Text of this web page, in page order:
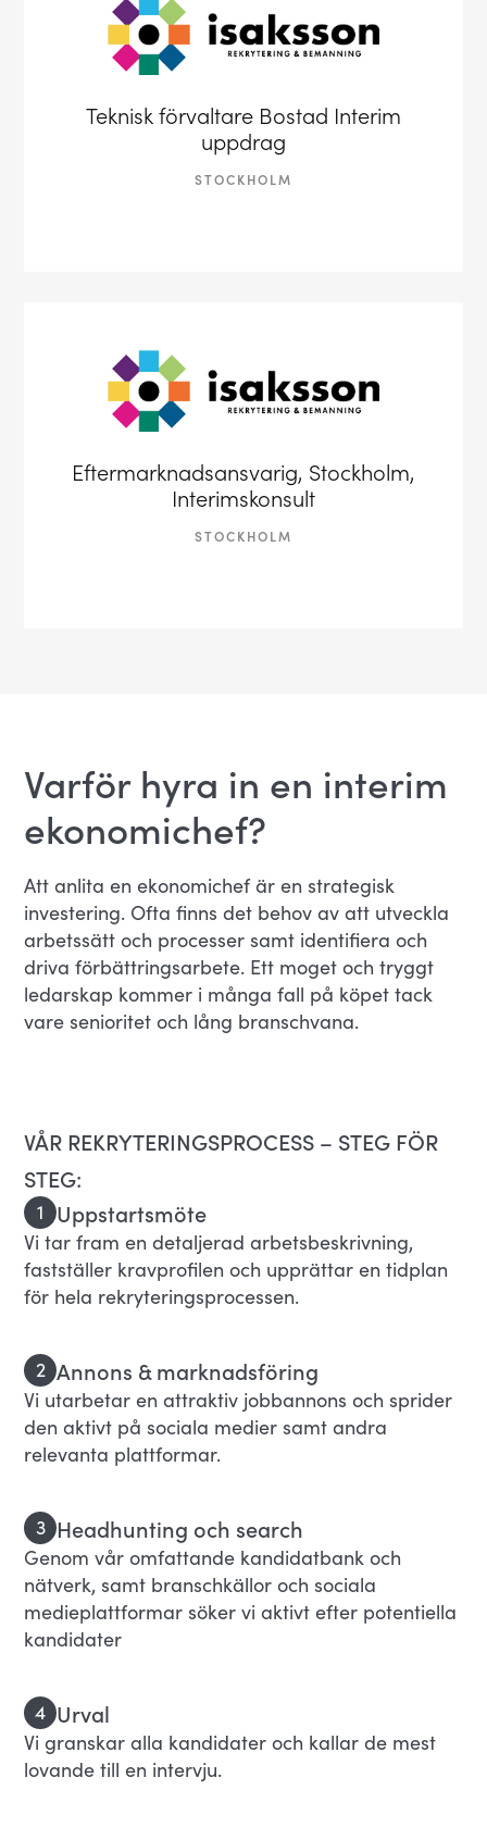
Teknisk förvaltare Bostad Interim
uppdrag
STOCKHOLM
Eftermarknadsansvarig, Stockholm,
Interimskonsult
STOCKHOLM
Varför hyra in en interim
ekonomichef?
Att anlita en ekonomichef är en strategisk
investering. Ofta finns det behov av att utveckla
arbetssätt och processer samt identifiera och
driva förbättringsarbete. Ett moget och tryggt
ledarskap kommer i många fall på köpet tack
vare senioritet och lång branschvana.
VÅR REKRYTERINGSPROCESS – STEG FÖR
STEG:
1 Uppstartsmöte
Vi tar fram en detaljerad arbetsbeskrivning,
fastställer kravprofilen och upprättar en tidplan
för hela rekryteringsprocessen.
2 Annons & marknadsföring
Vi utarbetar en attraktiv jobbannons och sprider
den aktivt på sociala medier samt andra
relevanta plattformar.
3 Headhunting och search
Genom vår omfattande kandidatbank och
nätverk, samt branschkällor och sociala
medieplattformar söker vi aktivt efter potentiella
kandidater
4 Urval
Vi granskar alla kandidater och kallar de mest
lovande till en intervju.